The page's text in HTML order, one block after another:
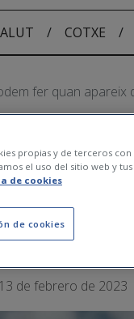
/ COTXE /
fer quan apareix
fer
13 de febrero de 2023
propias y de terceros
el uso del sitio web y
de cookies
de cookies